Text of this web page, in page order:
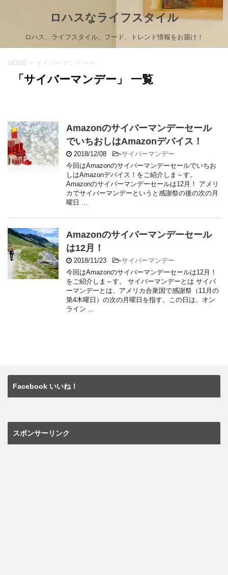
ロハスなライフスタイル
ロハス、ライフスタイル、フード、トレンド情報をお届け！
HOME > サイバーマンデー >
「サイバーマンデー」 一覧
Amazonのサイバーマンデーセール
でいちおしはAmazonデバイス！
2018/12/08 -サイバーマンデー
今回はAmazonのサイバーマンデーセールでいちお
しはAmazonデバイス！をご紹介しま～す。
Amazonのサイバーマンデーセールは12月！ アメリ
カでサイバーマンデーというと感謝祭の後の次の月
曜日 ...
Amazonのサイバーマンデーセール
は12月！
2018/11/23 -サイバーマンデー
今回はAmazonのサイバーマンデーセールは12月！
をご紹介しま～す。 サイバーマンデーとは サイバ
ーマンデーとは、アメリカ合衆国で感謝祭（11月の
第4木曜日）の次の月曜日を指す。この日は、オン
ライン ...
Facebook いいね！
スポンサーリンク